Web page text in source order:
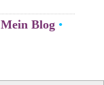
Mein Blog •